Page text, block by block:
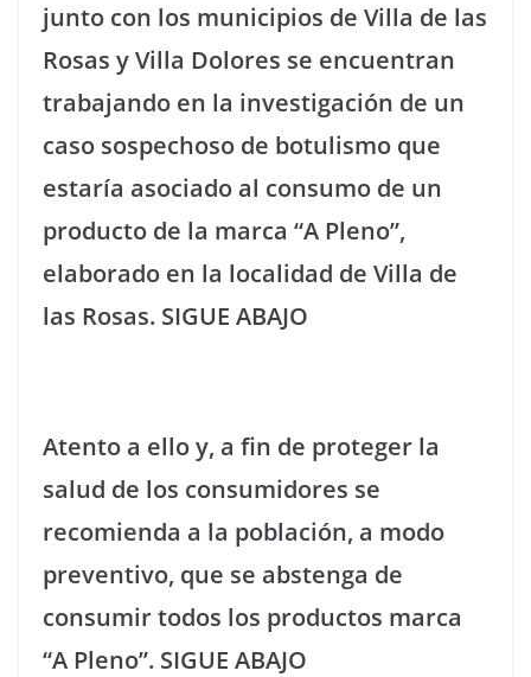
junto con los municipios de Villa de las
Rosas y Villa Dolores se encuentran
trabajando en la investigación de un
caso sospechoso de botulismo que
estaría asociado al consumo de un
producto de la marca “A Pleno”,
elaborado en la localidad de Villa de
las Rosas. SIGUE ABAJO
Atento a ello y, a fin de proteger la
salud de los consumidores se
recomienda a la población, a modo
preventivo, que se abstenga de
consumir todos los productos marca
“A Pleno”. SIGUE ABAJO